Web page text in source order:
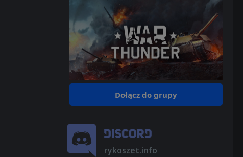
Dołącz do grupy
rykoszet.info